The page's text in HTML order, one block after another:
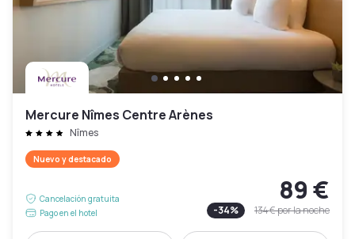
Mercure Nîmes Centre Arènes
Nîmes
Nuevo y destacado
Cancelación gratuita
Pago en el hotel
89 €
-34% 134 €por la noche